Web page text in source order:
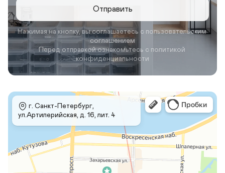
Отправить
Нажимая на кнопку, вы соглашаетесь с пользовательским
соглашением
Перед отправкой ознакомьтесь с политикой
конфиденциальности
г. Санкт-Петербург,
ул.Артилерийская, д. 16, лит. 4